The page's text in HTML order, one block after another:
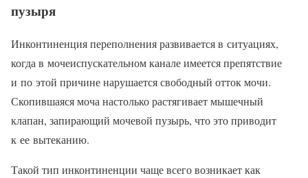
пузыря
Инконтиненция переполнения развивается в ситуациях,
когда в мочеиспускательном канале имеется препятствие
и по этой причине нарушается свободный отток мочи.
Скопившаяся моча настолько растягивает мышечный
клапан, запирающий мочевой пузырь, что это приводит
к ее вытеканию.
Такой тип инконтиненции чаще всего возникает как